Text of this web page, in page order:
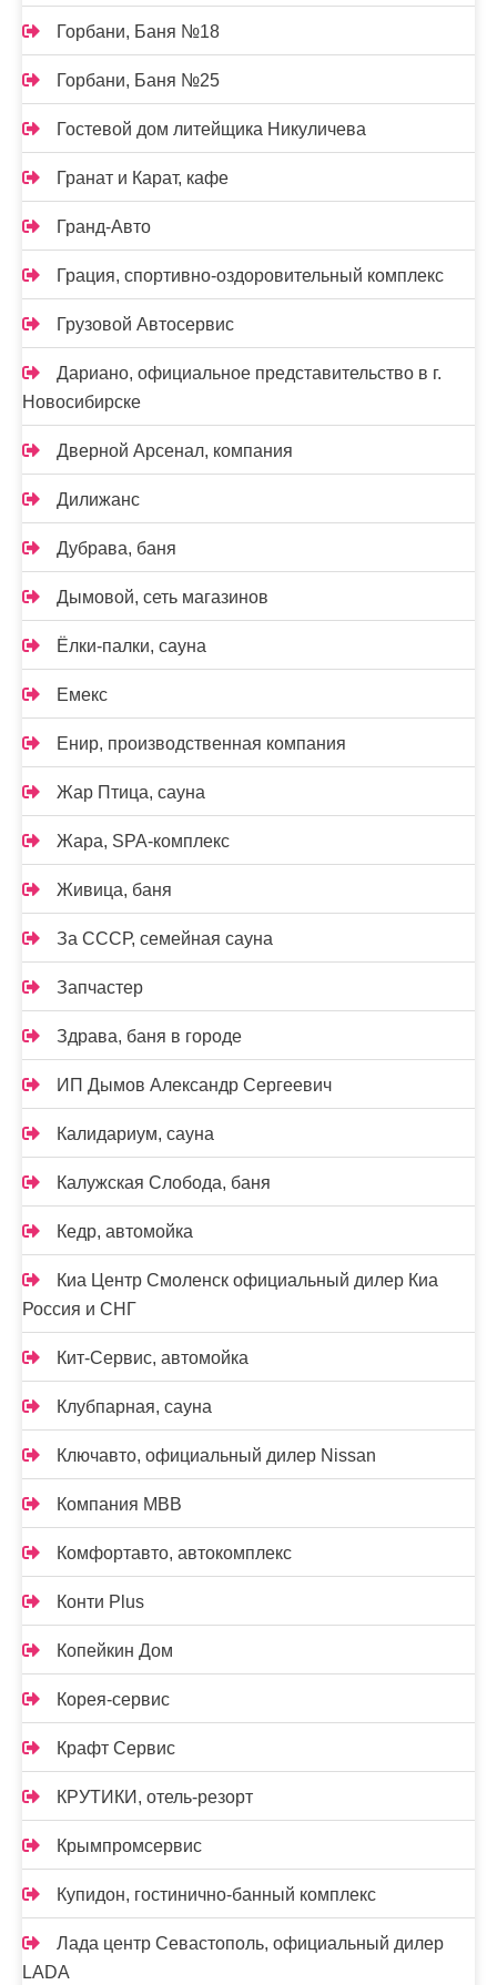
Горбани, Баня №18
Горбани, Баня №25
Гостевой дом литейщика Никуличева
Гранат и Карат, кафе
Гранд-Авто
Грация, спортивно-оздоровительный комплекс
Грузовой Автосервис
Дариано, официальное представительство в г.
Новосибирске
Дверной Арсенал, компания
Дилижанс
Дубрава, баня
Дымовой, сеть магазинов
Ёлки-палки, сауна
Емекс
Енир, производственная компания
Жар Птица, сауна
Жара, SPA-комплекс
Живица, баня
За СССР, семейная сауна
Запчастер
Здрава, баня в городе
ИП Дымов Александр Сергеевич
Калидариум, сауна
Калужская Слобода, баня
Кедр, автомойка
Киа Центр Смоленск официальный дилер Киа
Россия и СНГ
Кит-Сервис, автомойка
Клубпарная, сауна
Ключавто, официальный дилер Nissan
Компания МВВ
Комфортавто, автокомплекс
Конти Plus
Копейкин Дом
Корея-сервис
Крафт Сервис
КРУТИКИ, отель-резорт
Крымпромсервис
Купидон, гостинично-банный комплекс
Лада центр Севастополь, официальный дилер
LADA